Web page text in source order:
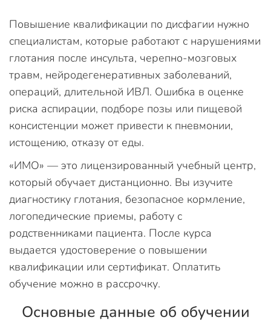
Повышение квалификации по дисфагии нужно
специалистам, которые работают с нарушениями
глотания после инсульта, черепно-мозговых
травм, нейродегенеративных заболеваний,
операций, длительной ИВЛ. Ошибка в оценке
риска аспирации, подборе позы или пищевой
консистенции может привести к пневмонии,
истощению, отказу от еды.
«ИМО» — это лицензированный учебный центр,
который обучает дистанционно. Вы изучите
диагностику глотания, безопасное кормление,
логопедические приемы, работу с
родственниками пациента. После курса
выдается удостоверение о повышении
квалификации или сертификат. Оплатить
обучение можно в рассрочку.
Основные данные об обучении